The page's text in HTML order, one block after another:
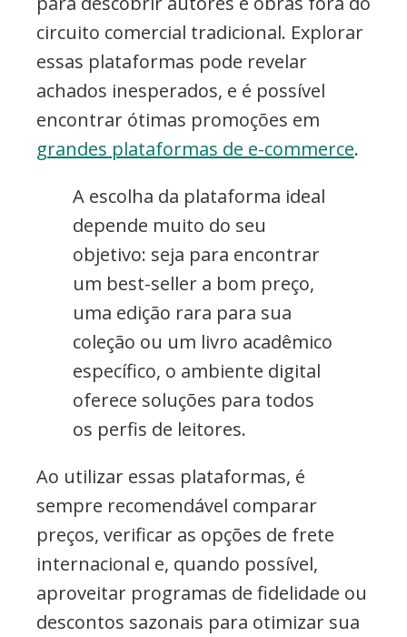
circuito comercial tradicional. Explorar
essas plataformas pode revelar
achados inesperados, e é possível
encontrar ótimas promoções em
grandes plataformas de e-commerce.
A escolha da plataforma ideal
depende muito do seu
objetivo: seja para encontrar
um best-seller a bom preço,
uma edição rara para sua
coleção ou um livro acadêmico
específico, o ambiente digital
oferece soluções para todos
os perfis de leitores.
Ao utilizar essas plataformas, é
sempre recomendável comparar
preços, verificar as opções de frete
internacional e, quando possível,
aproveitar programas de fidelidade ou
descontos sazonais para otimizar sua